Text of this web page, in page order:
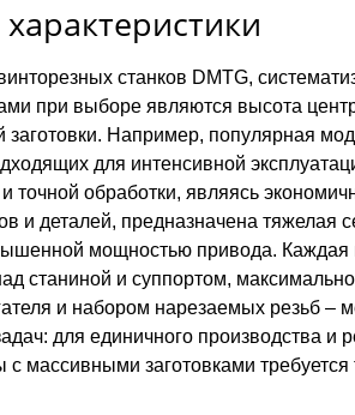
станков DMTG,
при выборе являются высота
Например, популярная
для интенсивной
точной обработки, являясь
и деталей, предназначена
мощностью привода. Каждая
станиной и суппортом,
и набором нарезаемых резьб –
для единичного производства и
массивными заготовками требуется